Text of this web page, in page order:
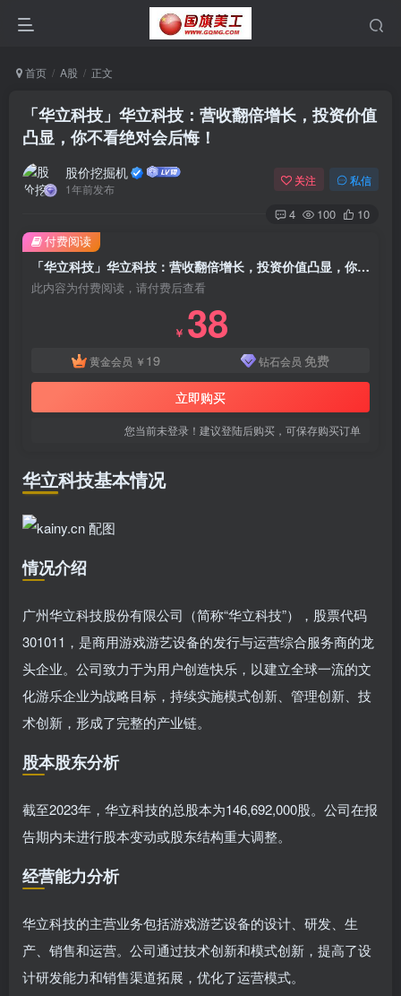
首页 A股 正文
「华立科技」华立科技：营收翻倍增长，投资价值
凸显，你不看绝对会后悔！
股价挖掘机
1年前发布
关注 私信
4 100 10
「华立科技」华立科技：营收翻倍增长，投资价值凸显，你不看绝对会后悔！
此内容为付费阅读，请付费后查看
￥ 38
黄金会员 ￥ 19 钻石会员 免费
立即购买
您当前未登录！建议登陆后购买，可保存购买订单
付费阅读
华立科技基本情况
情况介绍
广州华立科技股份有限公司（简称“华立科技”），股票代码
301011，是商用游戏游艺设备的发行与运营综合服务商的龙
头企业。公司致力于为用户创造快乐，以建立全球一流的文
化游乐企业为战略目标，持续实施模式创新、管理创新、技
术创新，形成了完整的产业链。
股本股东分析
截至2023年，华立科技的总股本为146,692,000股。公司在报
告期内未进行股本变动或股东结构重大调整。
经营能力分析
华立科技的主营业务包括游戏游艺设备的设计、研发、生
产、销售和运营。公司通过技术创新和模式创新，提高了设
计研发能力和销售渠道拓展，优化了运营模式。